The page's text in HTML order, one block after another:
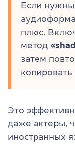
Если
плюс.
метод
затем
Это
даже актеры,
иностранных